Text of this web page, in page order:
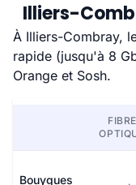
Illiers-
À Illiers-Combray,
rapide (jusqu'à 8
Orange et Sosh.
FIBRE
Bouygues